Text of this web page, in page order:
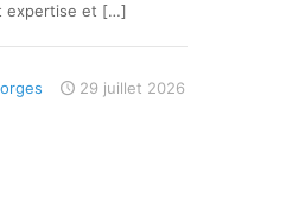
expertise et […]
29 juillet 2026